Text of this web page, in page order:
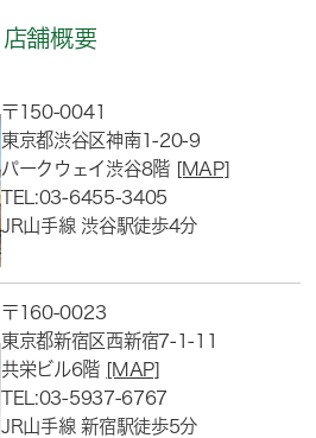
店舗概要
〒150-0041
東京都渋谷区神南1-20-9
パークウェイ渋谷8階 [MAP]
TEL:03-6455-3405
JR山手線 渋谷駅徒歩4分
〒160-0023
東京都新宿区西新宿7-1-11
共栄ビル6階 [MAP]
TEL:03-5937-6767
JR山手線 新宿駅徒歩5分